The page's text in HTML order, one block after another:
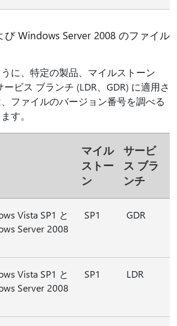
Windows Server 2008 のファイル
に、特定の製品、マイルストーン
ビス ブランチ (LDR、GDR) に適用さ
ファイルのバージョン番号を調べる
す。
マイル
ストー
ン
サービ
ス ブラ
ンチ
Vista SP1 と
Server 2008
SP1 GDR
Vista SP1 と
Server 2008
SP1 LDR